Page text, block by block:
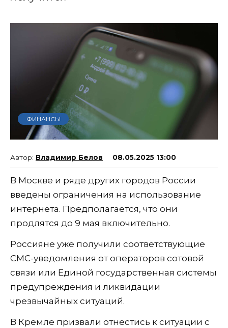
ФИНАНСЫ
Владимир Белов 08.05.2025 13:00
В Москве и ряде других городов России
введены ограничения на использование
интернета. Предполагается, что они
продлятся до 9 мая включительно.
Россияне уже получили соответствующие
СМС-уведомления от операторов сотовой
связи или Единой государственная системы
предупреждения и ликвидации
чрезвычайных ситуаций.
В Кремле призвали отнестись к ситуации с